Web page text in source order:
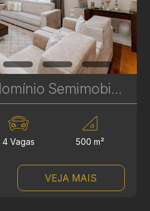
Casa em Condomínio Semimobiliada com 4 Suítes no Ecoville – 500 m² - Alto Padrão e Exclusividade - Ref 412
4 Vagas 500 m²
VEJA MAIS